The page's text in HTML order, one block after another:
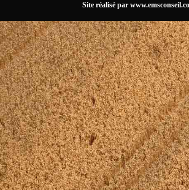
Site réalisé par